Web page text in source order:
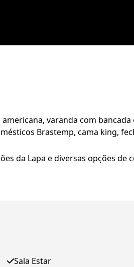
varanda com bancada
Brastemp, cama king,
da Lapa e diversas opções de
Sala Estar